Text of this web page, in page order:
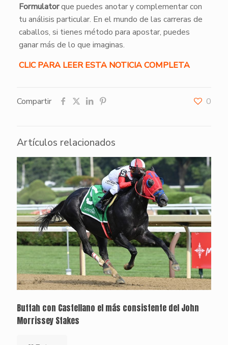
Formulatorque puedes anotar y complementar con
tu análisis particular. En el mundo de las carreras de
caballos, si tienes método para apostar, puedes
ganar más de lo que imaginas.
CLIC PARA LEER ESTA NOTICIA COMPLETA
Compartir 0
Artículos relacionados
Buttah con Castellano el más consistente del John
Morrissey Stakes